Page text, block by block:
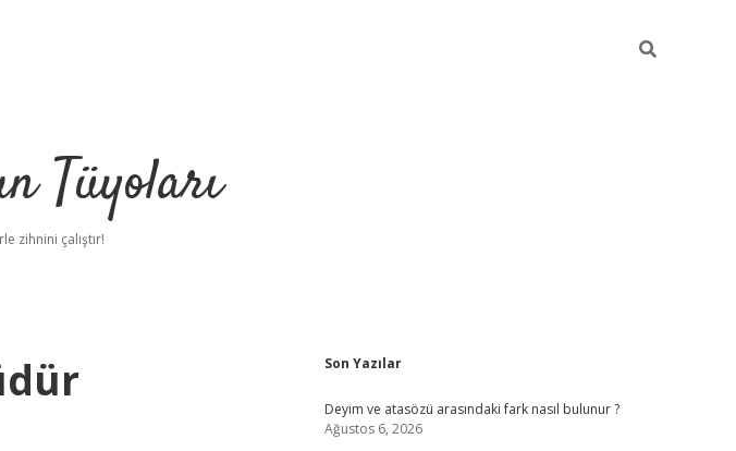
Tüyoları
zihnini çalıştır!
Sidebar
Son Yazılar
Deyim ve atasözü arasındaki fark nasıl bulunur ?
Ağustos 6, 2026
vdcasino sitesigrandoperabet giriş